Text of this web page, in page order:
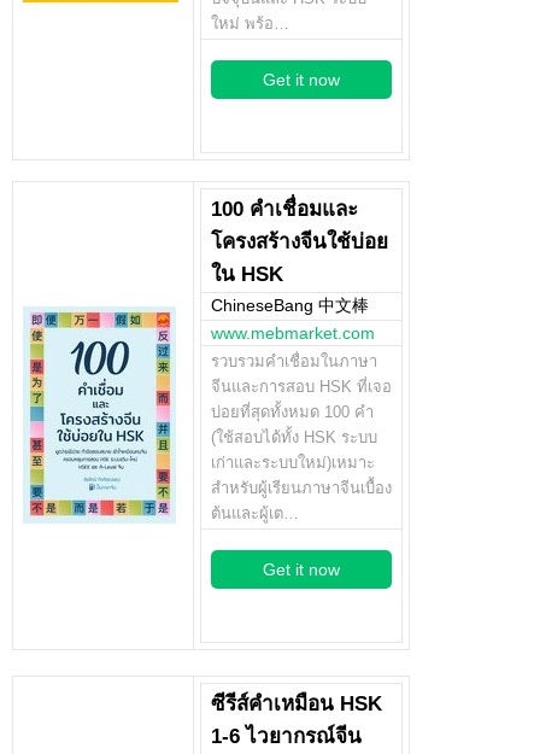
ใหม่ พร้อ…
Get it now
100 คำเชื่อมและ
โครงสร้างจีนใช้บ่อย
ใน HSK
ChineseBang 中文棒
www.mebmarket.com
รวบรวมคำเชื่อมในภาษา
จีนและการสอบ HSK ที่เจอ
บ่อยที่สุดทั้งหมด 100 คำ
(ใช้สอบได้ทั้ง HSK ระบบ
เก่าและระบบใหม่)เหมาะ
สำหรับผู้เรียนภาษาจีนเบื้อง
ต้นและผู้เต…
Get it now
ซีรีส์คำเหมือน HSK
1-6 ไวยากรณ์จีน